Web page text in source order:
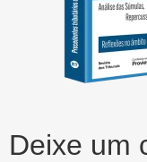
Deixe um